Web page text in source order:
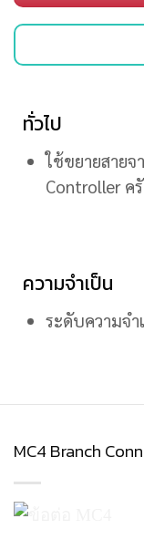
ทั่วไป
ใช้ขยายสายจ
Controller ค
ความจำเป็น
ระดับความจำ
MC4 Branch